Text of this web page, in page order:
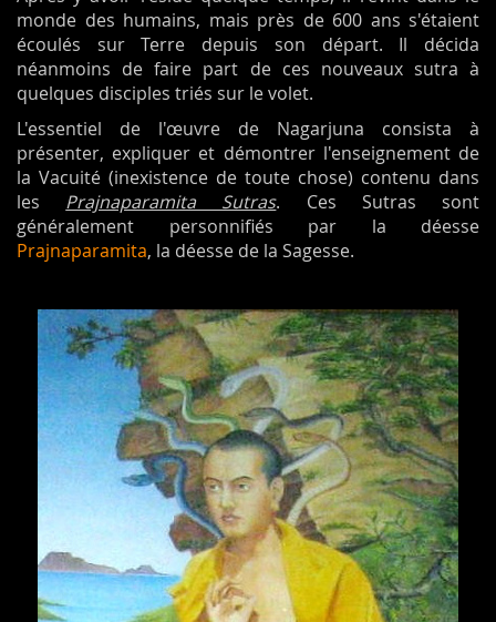
monde des humains, mais près de 600 ans s'étaient
écoulés sur Terre depuis son départ. Il décida
néanmoins de faire part de ces nouveaux sutra à
quelques disciples triés sur le volet.
L'essentiel de l'œuvre de Nagarjuna consista à
présenter, expliquer et démontrer l'enseignement de
la Vacuité (inexistence de toute chose) contenu dans
les Prajnaparamita Sutras. Ces Sutras sont
généralement personnifiés par la déesse
Prajnaparamita, la déesse de la Sagesse.